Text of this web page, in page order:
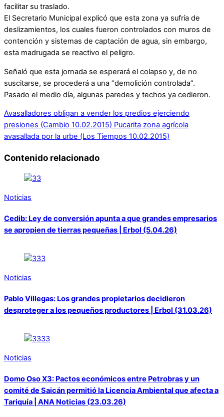
facilitar su traslado.
El Secretario Municipal explicó que esta zona ya sufría de
deslizamientos, los cuales fueron controlados con muros de
contención y sistemas de captación de agua, sin embargo,
esta madrugada se reactivo el peligro.
Señaló que esta jornada se esperará el colapso y, de no
suscitarse, se procederá a una “demolición controlada”.
Pasado el medio día, algunas paredes y techos ya cedieron.
Avasalladores obligan a vender los predios ejerciendo
presiones (Cambio 10.02.2015) Pucarita zona agrícola
avasallada por la urbe (Los Tiempos 10.02.2015)
Contenido relacionado
Noticias
Cedib: Ley de conversión apunta a que grandes empresarios
se apropien de tierras pequeñas | Erbol (5.04.26)
Noticias
Pablo Villegas: Los grandes propietarios decidieron
desproteger a los pequeños productores | Erbol (31.03.26)
Noticias
Domo Oso X3: Pactos económicos entre Petrobras y un
comité de Saicán permitió la Licencia Ambiental que afecta a
Tariquía | ANA Noticias (23.03.26)